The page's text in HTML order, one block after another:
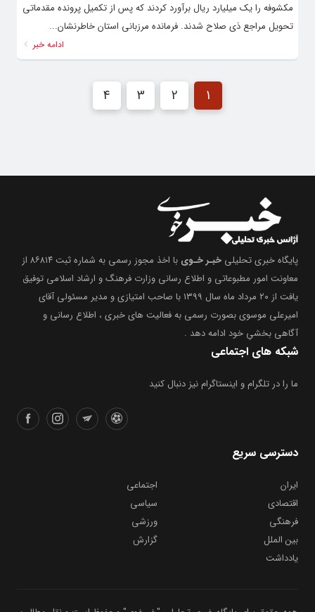
مکشوفه را یک میلیارد ریال برآورد کردند که پس از تکمیل پرونده مقدماتی
تحویل مراجع ذی صلاح شدند. فرمانده مرزبانی استان خاطرنشان...
ادامه خبر
1
2
3
4
پایگاه خبری تحلیلی خبـر خـوی
با اخذ مجوز رسمی به شماره ثبت ۸۶۸۱۴ از
معاونت امور مطبوعاتی و اطلاع رسانی وزارت فرهنگ و ارشاد اسلامی توفیق
یافت از ۲۰ مرداد ماه سال ۱۳۹۹ با صاحب امتیازی و مدیر مسئولی آقای
امیرعلی موسوی بصورت رسمی به فعالیت های خبری ، اطلاع رسانی و
آگاهی بخشیِ خود ادامه دهد .
شبکه های اجتماعی
ما را در تلگرام و اینستاگرام نیز دنبال کنید
دسترسی سریع
ایران
اجتماعی
اقتصادی
سیاسی
فرهنگی
ورزشی
بین الملل
گزارش
یادداشت